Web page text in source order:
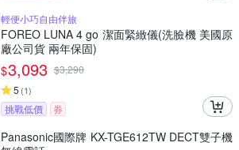
輕便小巧自由伴旅
FOREO LUNA 4 go 潔面緊緻儀(洗臉機 美國原
廠公司貨 兩年保固)
$3,093 $3,290
5 (1)
挑戰低價 券
Panasonic國際牌 KX-TGE612TW DECT雙子機